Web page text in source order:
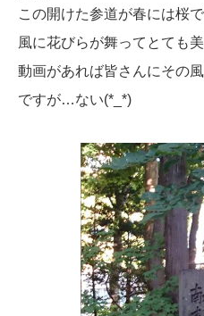
この開けた参道が春には桜
風に花びらが舞ってとても
動画があれば皆さんにその
ですが…ない(*_*)